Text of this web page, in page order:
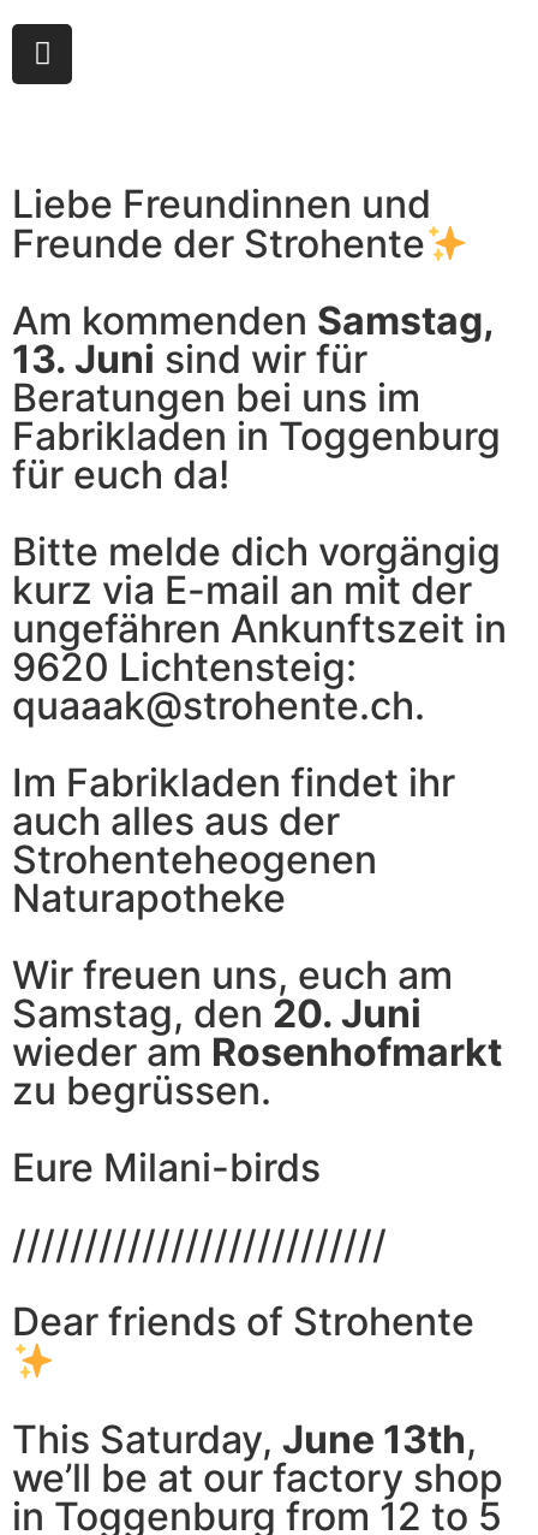
Liebe Freundinnen und
Freunde der Strohente
Am kommenden Samstag,
13. Juni sind wir für
Beratungen bei uns im
Fabrikladen in Toggenburg
für euch da!
Bitte melde dich vorgängig
kurz via E-mail an mit der
ungefähren Ankunftszeit in
9620 Lichtensteig:
quaaak@strohente.ch.
Im Fabrikladen findet ihr
auch alles aus der
Strohenteheogenen
Naturapotheke
Wir freuen uns, euch am
Samstag, den 20. Juni
wieder am Rosenhofmarkt
zu begrüssen.
Eure Milani-birds
//////////////////////////
Dear friends of Strohente
This Saturday, June 13th,
we’ll be at our factory shop
in Toggenburg from 12 to 5